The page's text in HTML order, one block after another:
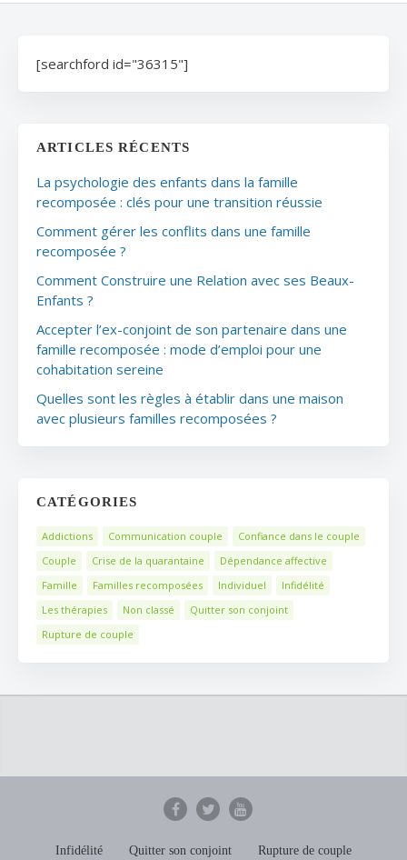
[searchford id="36315"]
ARTICLES RÉCENTS
La psychologie des enfants dans la famille
recomposée : clés pour une transition réussie
Comment gérer les conflits dans une famille
recomposée ?
Comment Construire une Relation avec ses Beaux-
Enfants ?
Accepter l’ex-conjoint de son partenaire dans une
famille recomposée : mode d’emploi pour une
cohabitation sereine
Quelles sont les règles à établir dans une maison
avec plusieurs familles recomposées ?
CATÉGORIES
Addictions Communication couple
Confiance dans le couple
Couple
Crise de la quarantaine
Dépendance affective
Famille
Familles recomposées Individuel
Infidélité
Les thérapies
Non classé
Quitter son conjoint
Rupture de couple
Infidélité Quitter son conjoint Rupture de couple